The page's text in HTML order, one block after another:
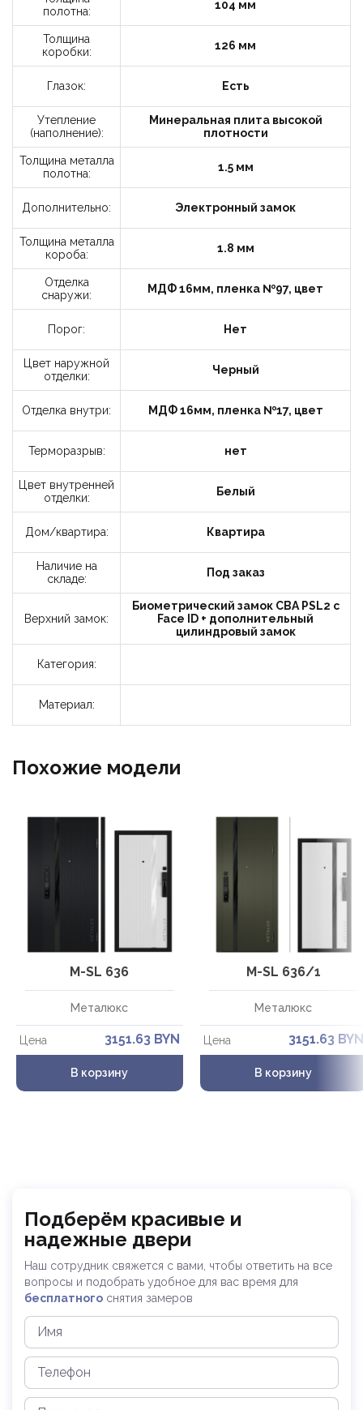
полотна:
104 мм
Толщина
коробки:
126 мм
Глазок: Есть
Утепление
(наполнение):
Минеральная плита высокой
плотности
Толщина металла
полотна:
1.5 мм
Дополнительно: Электронный замок
Толщина металла
короба:
1.8 мм
Отделка
снаружи:
МДФ 16мм, пленка №97, цвет
Порог: Нет
Цвет наружной
отделки:
Черный
Отделка внутри: МДФ 16мм, пленка №17, цвет
Терморазрыв: нет
Цвет внутренней
отделки:
Белый
Дом/квартира: Квартира
Наличие на
складе:
Под заказ
Верхний замок:
Биометрический замок CBA PSL2 с
Face ID + дополнительный
цилиндровый замок
Категория:
Материал:
Похожие модели
М-SL 636
Металюкс
Цена 3151.63 BYN
В корзину
М-SL 636/1
Металюкс
Цена 3151.63 BYN
В корзину
Подберём красивые и
надежные двери
Наш сотрудник свяжется с вами, чтобы ответить на все
вопросы и подобрать удобное для вас время для
бесплатного снятия замеров
Заказать звонок
Укажите данные
звонка:
10-12 12-18
Я принимаю условия политики
конфиденциальности и пользовательского
соглашения.